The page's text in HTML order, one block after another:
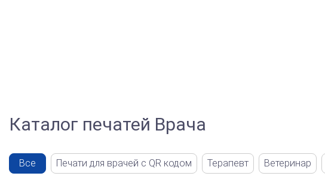
Каталог печатей Врача
Все Печати для врачей с QR кодом Терапевт Ветеринар